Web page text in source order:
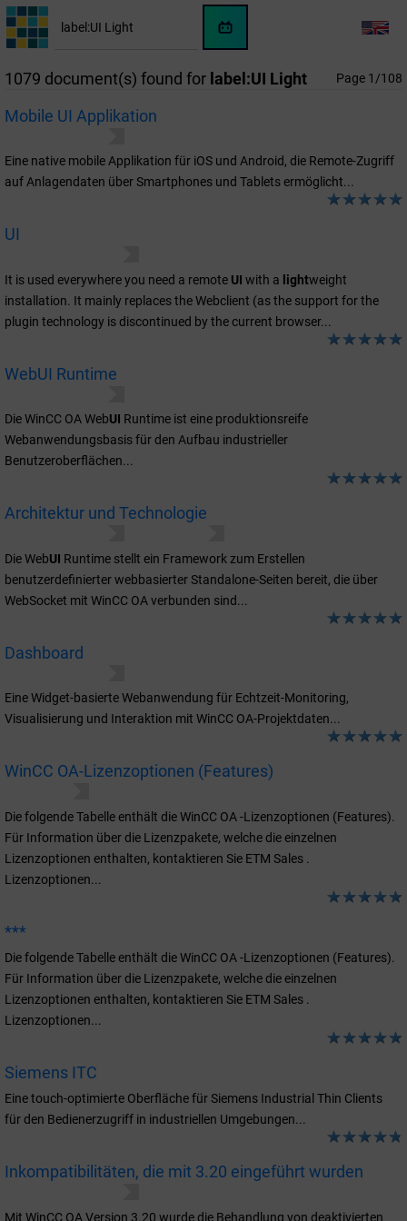
Jump to search results
WinCC
OA
KI-
LANG
1079 document(s) found for label:UI Light Page 1/108
Mobile UI Applikation
Eine native mobile Applikation für iOS und Android, die Remote-Zugriff
auf Anlagendaten über Smartphones und Tablets ermöglicht...
UI
It is used everywhere you need a remote UI with a lightweight
installation. It mainly replaces the Webclient (as the support for the
plugin technology is discontinued by the current browser...
WebUI Runtime
Die WinCC OA WebUI Runtime ist eine produktionsreife
Webanwendungsbasis für den Aufbau industrieller
Benutzeroberflächen...
Architektur und Technologie
Die WebUI Runtime stellt ein Framework zum Erstellen
benutzerdefinierter webbasierter Standalone-Seiten bereit, die über
WebSocket mit WinCC OA verbunden sind...
Dashboard
Eine Widget-basierte Webanwendung für Echtzeit-Monitoring,
Visualisierung und Interaktion mit WinCC OA-Projektdaten...
WinCC OA-Lizenzoptionen (Features)
Die folgende Tabelle enthält die WinCC OA -Lizenzoptionen (Features).
Für Information über die Lizenzpakete, welche die einzelnen
Lizenzoptionen enthalten, kontaktieren Sie ETM Sales .
Lizenzoptionen...
***
Die folgende Tabelle enthält die WinCC OA -Lizenzoptionen (Features).
Für Information über die Lizenzpakete, welche die einzelnen
Lizenzoptionen enthalten, kontaktieren Sie ETM Sales .
Lizenzoptionen...
Siemens ITC
Eine touch-optimierte Oberfläche für Siemens Industrial Thin Clients
für den Bedienerzugriff in industriellen Umgebungen...
Inkompatibilitäten, die mit 3.20 eingeführt wurden
Mit WinCC OA Version 3.20 wurde die Behandlung von deaktivierten